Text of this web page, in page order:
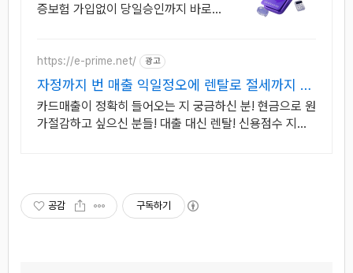
증보험 가입없이 당일승인까지 바로
재, 전액 비용처리
https://e-prime.net/ 광고
자정까지 번 매출 익일정오에 렌탈로 절세까지 한
번에 해결
카드매출이 정확히 들어오는 지 궁금하신 분! 현금으로 원
가절감하고 싶으신 분들! 대출 대신 렌탈! 신용점수 지키
공감 구독하기